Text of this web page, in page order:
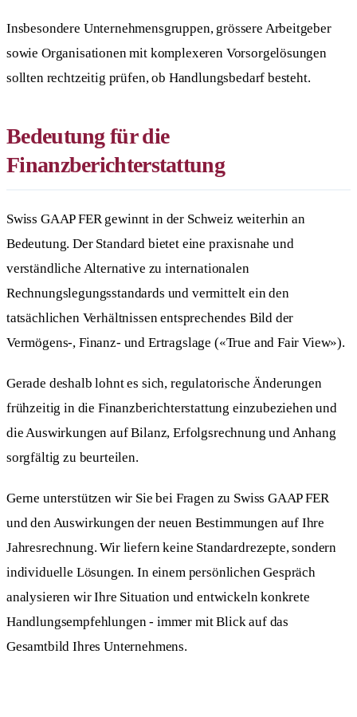
Insbesondere Unternehmensgruppen, grössere Arbeitgeber
sowie Organisationen mit komplexeren Vorsorgelösungen
sollten rechtzeitig prüfen, ob Handlungsbedarf besteht.
Bedeutung für die
Finanzberichterstattung
Swiss GAAP FER gewinnt in der Schweiz weiterhin an
Bedeutung. Der Standard bietet eine praxisnahe und
verständliche Alternative zu internationalen
Rechnungslegungsstandards und vermittelt ein den
tatsächlichen Verhältnissen entsprechendes Bild der
Vermögens-, Finanz- und Ertragslage («True and Fair View»).
Gerade deshalb lohnt es sich, regulatorische Änderungen
frühzeitig in die Finanzberichterstattung einzubeziehen und
die Auswirkungen auf Bilanz, Erfolgsrechnung und Anhang
sorgfältig zu beurteilen.
Gerne unterstützen wir Sie bei Fragen zu Swiss GAAP FER
und den Auswirkungen der neuen Bestimmungen auf Ihre
Jahresrechnung. Wir liefern keine Standardrezepte, sondern
individuelle Lösungen. In einem persönlichen Gespräch
analysieren wir Ihre Situation und entwickeln konkrete
Handlungsempfehlungen - immer mit Blick auf das
Gesamtbild Ihres Unternehmens.